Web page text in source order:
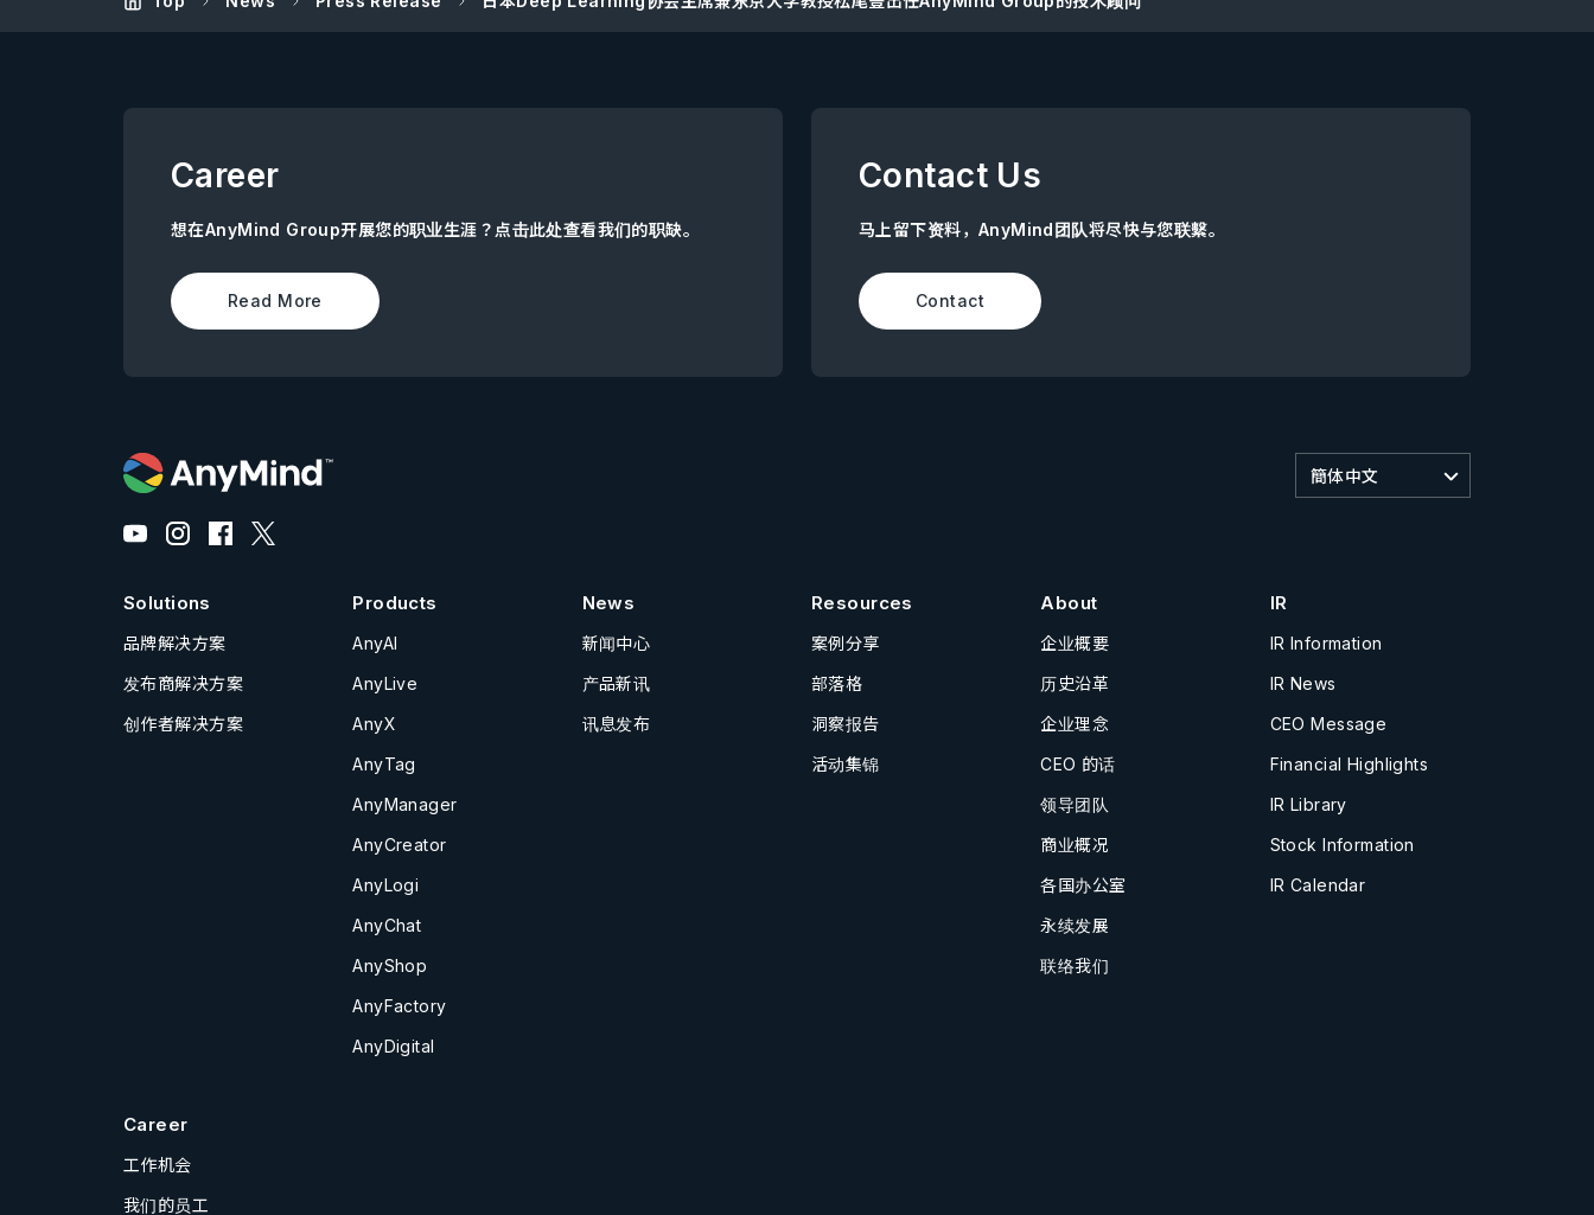
Career
想在AnyMind Group开展您的职业生涯？点击此处查看我们的职缺。
Read More
Contact Us
马上留下资料，AnyMind团队将尽快与您联繫。
Contact
簡体中文
Solutions
品牌解决方案
发布商解决方案
创作者解决方案
Products
AnyAI
AnyLive
AnyX
AnyTag
AnyManager
AnyCreator
AnyLogi
AnyChat
AnyShop
AnyFactory
AnyDigital
News
新闻中心
产品新讯
讯息发布
Resources
案例分享
部落格
洞察报告
活动集锦
About
企业概要
历史沿革
企业理念
CEO 的话
领导团队
商业概况
各国办公室
永续发展
联络我们
IR
IR Information
IR News
CEO Message
Financial Highlights
IR Library
Stock Information
IR Calendar
Career
工作机会
我们的员工